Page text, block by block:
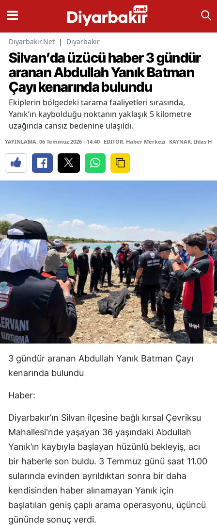
Diyarbakir.Net | Diyarbakır
Silvan’da üzücü haber 3 gündür
aranan Abdullah Yanık Batman
Çayı kenarında bulundu
Ekiplerin bölgedeki tarama faaliyetleri sırasında,
Yanık’ın kaybolduğu noktanın yaklaşık 5 kilometre
uzağında cansız bedenine ulaşıldı.
YAYINLAMA: 06 Temmuz 2026 - 14:40 EDİTÖR: Haber Merkezi KAYNAK: İhlas
3 gündür aranan Abdullah Yanık Batman Çayı
kenarında bulundu
Haber:
Diyarbakır’ın Silvan ilçesine bağlı kırsal Çevriksu
Mahallesi'nde yaşayan 36 yaşındaki Abdullah
Yanık’ın kaybıyla başlayan hüzünlü bekleyiş, acı
bir haberle son buldu. 3 Temmuz günü saat 11.00
sularında evinden ayrıldıktan sonra bir daha
kendisinden haber alınamayan Yanık için
başlatılan geniş çaplı arama operasyonu, üçüncü
gününde sonuç verdi.